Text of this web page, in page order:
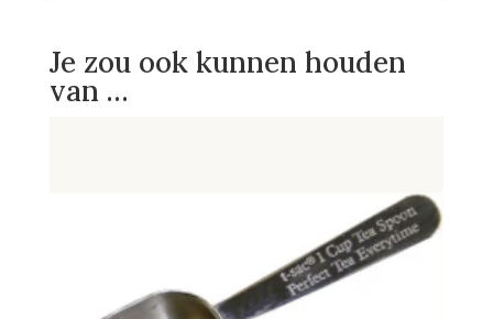
Je zou ook kunnen houden
van …